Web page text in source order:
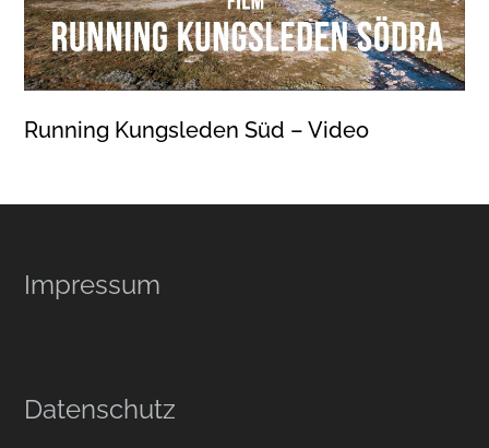
Running Kungsleden Süd – Video
Footer
Impressum
Datenschutz